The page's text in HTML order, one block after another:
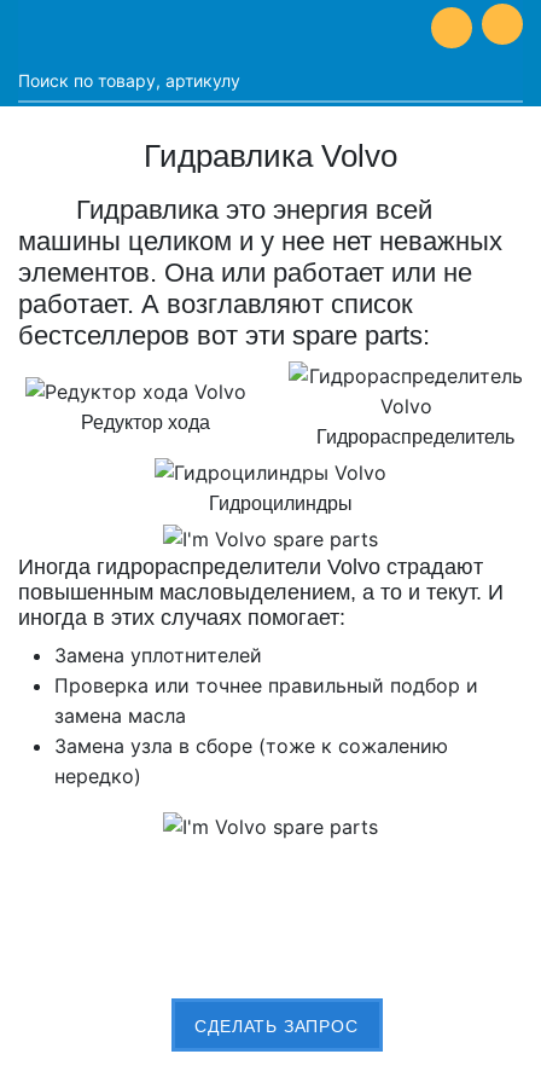
Гидравлика Volvo
Гидравлика это энергия всей
машины целиком и у нее нет неважных
элементов. Она или работает или не
работает. А возглавляют список
бестселлеров вот эти spare parts:
Редуктор хода
Гидрораспределитель
Гидроцилиндры
Иногда гидрораспределители Volvo страдают
повышенным масловыделением, а то и текут. И
иногда в этих случаях помогает:
Замена уплотнителей
Проверка или точнее правильный подбор и
замена масла
Замена узла в сборе (тоже к сожалению
нередко)
CДЕЛАТЬ ЗАПРОС